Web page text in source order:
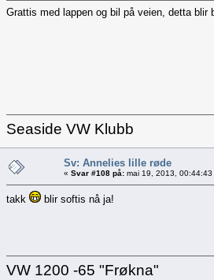
Grattis med lappen og bil på veien, detta blir
Seaside VW Klubb
Sv: Annelies lille røde
« Svar #108 på: mai 19, 2013, 00:44:43
takk blir softis nå ja!
VW 1200 -65 "Frøkna"